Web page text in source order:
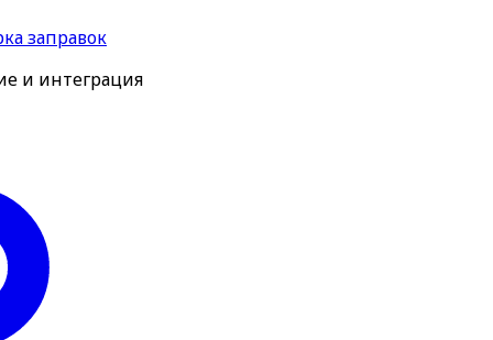
заправок
и интеграция